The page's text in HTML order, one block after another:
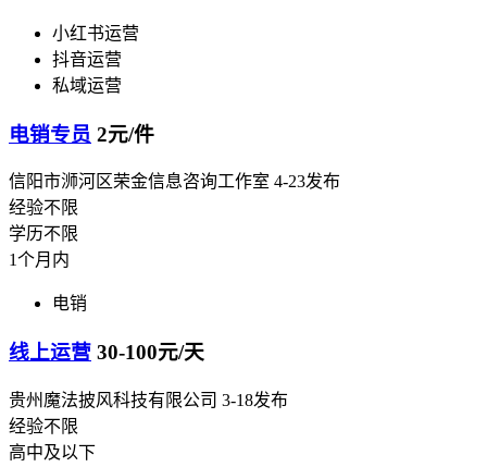
小红书运营
抖音运营
私域运营
电销专员 2元/件
信阳市浉河区荣金信息咨询工作室 4-23发布
经验不限
学历不限
1个月内
电销
线上运营 30-100元/天
贵州魔法披风科技有限公司 3-18发布
经验不限
高中及以下